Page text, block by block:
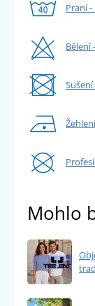
Praní
Bělení
Mohlo